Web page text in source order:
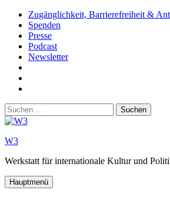
Zum
Inhalt
springen
Zugänglichkeit, Barrierefreiheit &
Spenden
Presse
Podcast
Newsletter
Youtube
Suchen
nach:
W3
Werkstatt für internationale Kultur und
Hauptmenü